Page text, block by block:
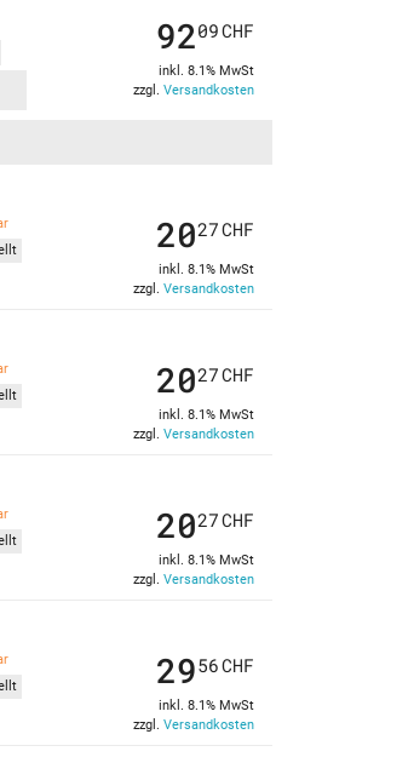
9209CHF
inkl. 8.1% MwSt
zzgl. Versandkosten
2027CHF
inkl. 8.1% MwSt
zzgl. Versandkosten
2027CHF
inkl. 8.1% MwSt
zzgl. Versandkosten
2027CHF
inkl. 8.1% MwSt
zzgl. Versandkosten
2956CHF
inkl. 8.1% MwSt
zzgl. Versandkosten